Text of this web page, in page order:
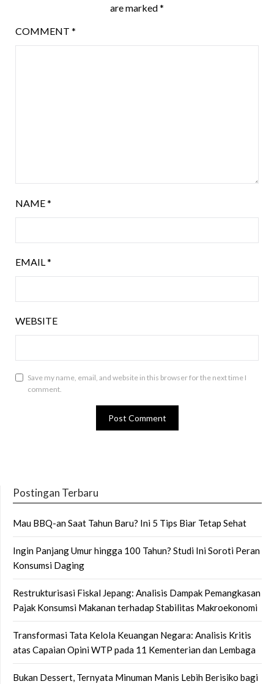
are marked*
COMMENT *
NAME*
EMAIL*
WEBSITE
Save my name, email, and website in this browser for the next time I
comment.
Postingan Terbaru
Mau BBQ-an Saat Tahun Baru? Ini 5 Tips Biar Tetap Sehat
Ingin Panjang Umur hingga 100 Tahun? Studi Ini Soroti Peran
Konsumsi Daging
Restrukturisasi Fiskal Jepang: Analisis Dampak Pemangkasan
Pajak Konsumsi Makanan terhadap Stabilitas Makroekonomi
Transformasi Tata Kelola Keuangan Negara: Analisis Kritis
atas Capaian Opini WTP pada 11 Kementerian dan Lembaga
Bukan Dessert, Ternyata Minuman Manis Lebih Berisiko bagi